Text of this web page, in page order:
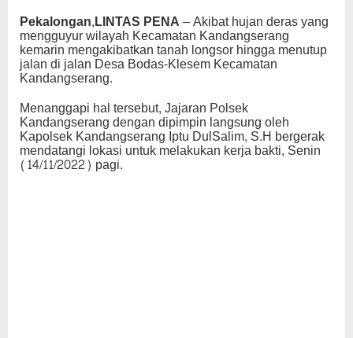
Pekalongan,LINTAS PENA– Akibat hujan deras yang
mengguyur wilayah Kecamatan Kandangserang
kemarin mengakibatkan tanah longsor hingga menutup
jalan di jalan Desa Bodas-Klesem Kecamatan
Kandangserang.
Menanggapi hal tersebut, Jajaran Polsek
Kandangserang dengan dipimpin langsung oleh
Kapolsek Kandangserang Iptu DulSalim, S.H bergerak
mendatangi lokasi untuk melakukan kerja bakti, Senin
(14/11/2022) pagi.